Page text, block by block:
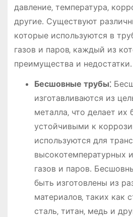
давление‚ температура‚
другие․ Существуют
которые используются в
газов и паров‚ каждый из
преимущества и недостатки․
Бесшовные трубы⁚
изготавливаются из
металла‚ что делает
устойчивыми к
используются для
высокотемпературных
газов и паров․
быть изготовлены из
материалов‚ таких как
сталь‚ титан‚ медь и